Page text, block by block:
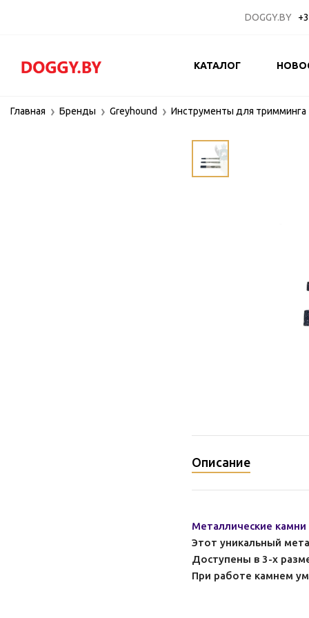
DOGGY.BY
КАТАЛОГ
Главная Бренды Greyhound Инструменты для тримминга
Описание
Металлические
Этот уникальный
Доступены в 3-х
При работе камнем